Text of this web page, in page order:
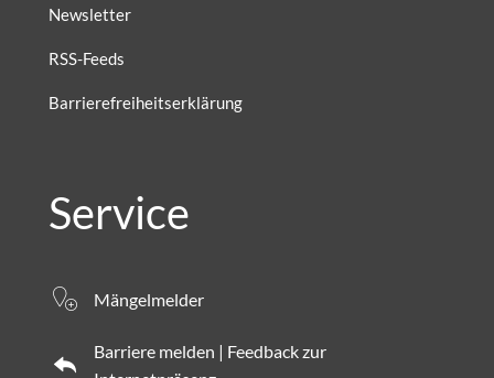
Newsletter
RSS-Feeds
Barrierefreiheitserklärung
Service
Mängelmelder
Barriere melden | Feedback zur